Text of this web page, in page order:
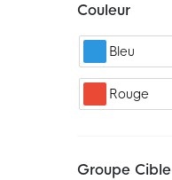
Couleur
Bleu
Rouge
Groupe Cible